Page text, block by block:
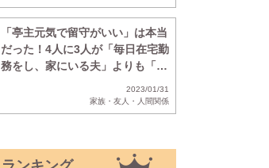
「亭主元気で留守がいい」は本当
だった！4人に3人が「毎日在宅勤
務をし、家にいる夫」よりも「毎
2023/01/31
家族・友人・人間関係